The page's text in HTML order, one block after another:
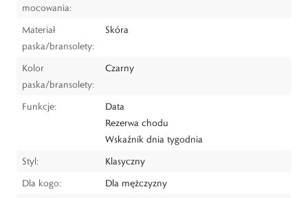
mocowania:
Materiał
paska/bransolety:
Skóra
Kolor
paska/bransolety:
Czarny
Funkcje:
Data
Rezerwa chodu
Wskaźnik dnia tygodnia
Styl:
Klasyczny
Dla kogo:
Dla mężczyzny